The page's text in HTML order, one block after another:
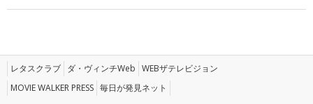
レタスクラブ ダ・ヴィンチWeb WEBザテレビジョン
MOVIE WALKER PRESS 毎日が発見ネット